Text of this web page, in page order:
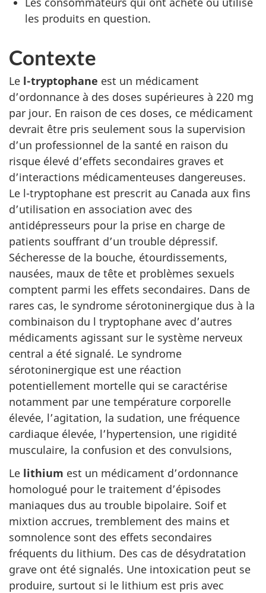
les produits en question.
Contexte
Le l-tryptophane est un médicament
d’ordonnance à des doses supérieures à 220 mg
par jour. En raison de ces doses, ce médicament
devrait être pris seulement sous la supervision
d’un professionnel de la santé en raison du
risque élevé d’effets secondaires graves et
d’interactions médicamenteuses dangereuses.
Le l-tryptophane est prescrit au Canada aux fins
d’utilisation en association avec des
antidépresseurs pour la prise en charge de
patients souffrant d’un trouble dépressif.
Sécheresse de la bouche, étourdissements,
nausées, maux de tête et problèmes sexuels
comptent parmi les effets secondaires. Dans de
rares cas, le syndrome sérotoninergique dus à la
combinaison du l tryptophane avec d’autres
médicaments agissant sur le système nerveux
central a été signalé. Le syndrome
sérotoninergique est une réaction
potentiellement mortelle qui se caractérise
notamment par une température corporelle
élevée, l’agitation, la sudation, une fréquence
cardiaque élevée, l’hypertension, une rigidité
musculaire, la confusion et des convulsions,
Le lithium est un médicament d’ordonnance
homologué pour le traitement d’épisodes
maniaques dus au trouble bipolaire. Soif et
mixtion accrues, tremblement des mains et
somnolence sont des effets secondaires
fréquents du lithium. Des cas de désydratation
grave ont été signalés. Une intoxication peut se
produire, surtout si le lithium est pris avec